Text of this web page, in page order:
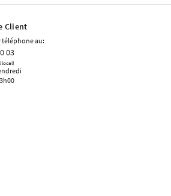
Client
téléphone au:
03
local)